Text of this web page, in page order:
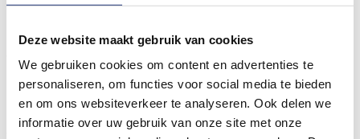
Deze website maakt gebruik van cookies
We gebruiken cookies om content en advertenties te
personaliseren, om functies voor social media te bieden
en om ons websiteverkeer te analyseren. Ook delen we
informatie over uw gebruik van onze site met onze
andere afwijkingen de oorzaak van de klachten zijn dan groter
Bij jongere patiënten is in het algemeen het onderzoek van de
anus en het anale kanaal voldoende.